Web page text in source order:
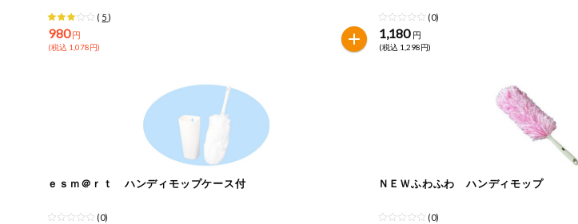
先着限定企画
スマート・ワ
( 5)
980 円
(税込 1,078円)
(0)
1,180 円
(税込 1,298円)
ｅｓｍ＠ｒｔ ハンディモップケース付
(0)
ＮＥＷふわふわ ハンディモップ
(0)